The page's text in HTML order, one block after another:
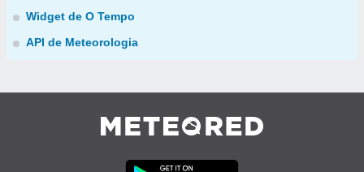
Widget de O Tempo
API de Meteorologia